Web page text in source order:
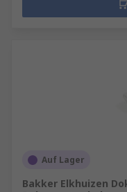
Auf Lager
Bakker Elkhuizen